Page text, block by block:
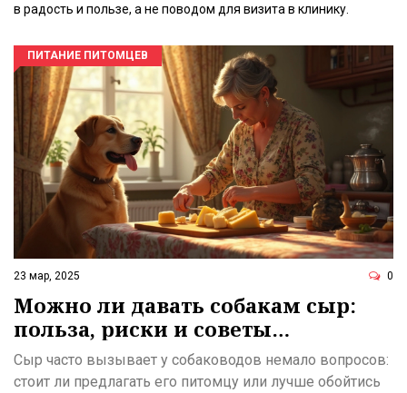
в радость и пользе, а не поводом для визита в клинику.
ПИТАНИЕ ПИТОМЦЕВ
23 мар, 2025 0
Можно ли давать собакам сыр:
польза, риски и советы
владельцам
Сыр часто вызывает у собаководов немало вопросов:
стоит ли предлагать его питомцу или лучше обойтись